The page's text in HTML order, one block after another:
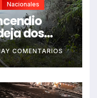
Nacionales
dos
COMENTARIOS